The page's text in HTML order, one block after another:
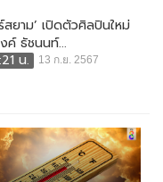
สยาม’ เปิดตัวศิลปินใหม่
ค์ ธัชนนท์...
น.
13 ก.ย. 2567